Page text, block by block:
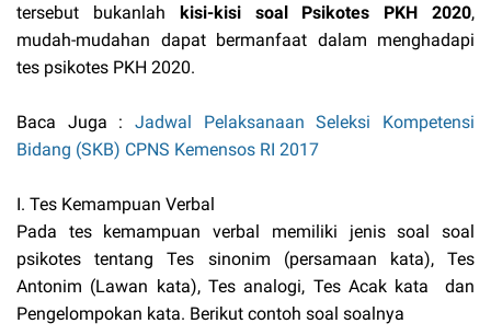
tersebut bukanlah
kisi-kisi soal Psikotes PKH 2020,
mudah-mudahan dapat bermanfaat dalam menghadapi
tes psikotes PKH 2020.
Baca Juga : Jadwal Pelaksanaan Seleksi Kompetensi
Bidang (SKB) CPNS Kemensos RI 2017
I. Tes Kemampuan Verbal
Pada tes kemampuan verbal memiliki jenis soal soal
psikotes tentang Tes sinonim (persamaan kata), Tes
Antonim (Lawan kata), Tes analogi, Tes Acak kata dan
Pengelompokan kata. Berikut contoh soal soalnya